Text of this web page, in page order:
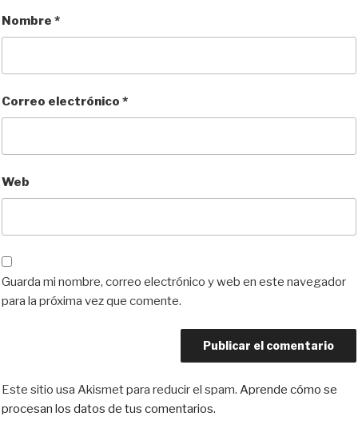
Nombre *
Correo electrónico *
Web
Guarda mi nombre, correo electrónico y web en este navegador
para la próxima vez que comente.
Este sitio usa Akismet para reducir el spam. Aprende cómo se
procesan los datos de tus comentarios.